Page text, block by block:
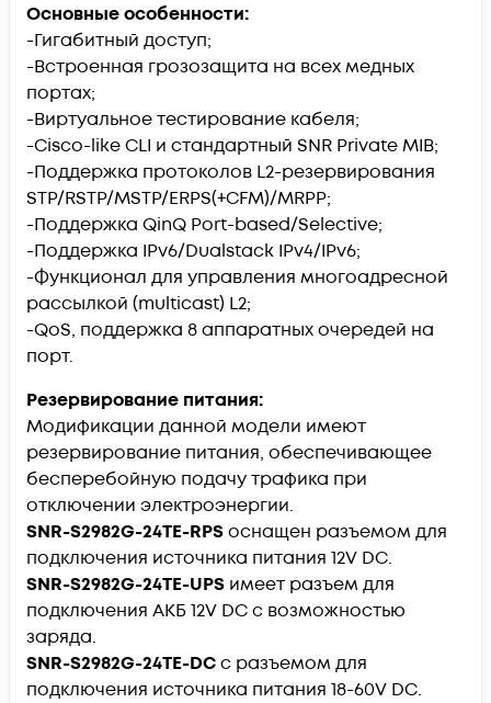
Основные особенности:
-Гигабитный доступ;
-Встроенная грозозащита на всех медных
портах;
-Виртуальное тестирование кабеля;
-Cisco-like CLI и стандартный SNR Private MIB;
-Поддержка протоколов L2-резервирования
STP/RSTP/MSTP/ERPS(+CFM)/MRPP;
-Поддержка QinQ Port-based/Selective;
-Поддержка IPv6/Dualstack IPv4/IPv6;
-Функционал для управления многоадресной
рассылкой (multicast) L2;
-QoS, поддержка 8 аппаратных очередей на
порт.
Резервирование питания:
Модификации данной модели имеют
резервирование питания, обеспечивающее
бесперебойную подачу трафика при
отключении электроэнергии.
SNR-S2982G-24TE-RPSоснащен разъемом для
подключения источника питания 12V DC.
SNR-S2982G-24TE-UPS имеет разъем для
подключения АКБ 12V DC c возможностью
заряда.
SNR-S2982G-24TE-DCс разъемом для
подключения источника питания 18-60V DC.